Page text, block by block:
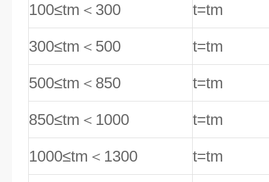
100≤tm ＜300 t=tm
300≤tm ＜500 t=tm
500≤tm ＜850 t=tm
850≤tm ＜1000 t=tm
1000≤tm ＜1300 t=tm